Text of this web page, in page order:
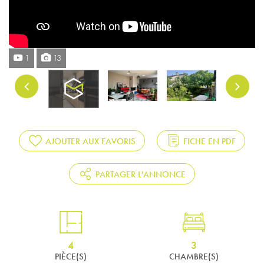
1 13
AJOUTER AUX FAVORIS FICHE EN PDF
PARTAGER L'ANNONCE
4
PIÈCE(S)
3
CHAMBRE(S)